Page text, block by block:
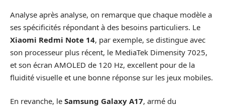
Analyse après analyse, on remarque que chaque modèle a
ses spécificités répondant à des besoins particuliers. Le
Xiaomi Redmi Note 14, par exemple, se distingue avec
son processeur plus récent, le MediaTek Dimensity 7025,
et son écran AMOLED de 120 Hz, excellent pour de la
fluidité visuelle et une bonne réponse sur les jeux mobiles.
En revanche, le Samsung Galaxy A17, armé du